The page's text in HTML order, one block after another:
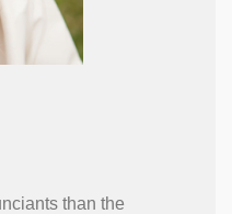
than the